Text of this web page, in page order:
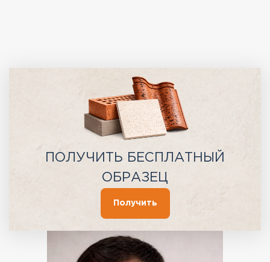
ПОЛУЧИТЬ БЕСПЛАТНЫЙ
ОБРАЗЕЦ
Получить